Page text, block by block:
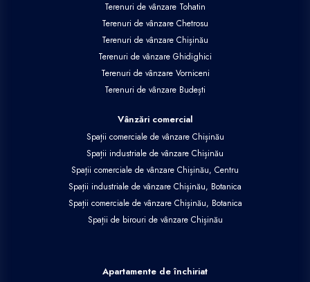
Terenuri de vânzare Tohatin
Terenuri de vânzare Chetrosu
Terenuri de vânzare Chișinău
Terenuri de vânzare Ghidighici
Terenuri de vânzare Vorniceni
Terenuri de vânzare Budești
Vânzări comercial
Spații comerciale de vânzare Chișinău
Spații industriale de vânzare Chișinău
Spații comerciale de vânzare Chișinău, Centru
Spații industriale de vânzare Chișinău, Botanica
Spații comerciale de vânzare Chișinău, Botanica
Spații de birouri de vânzare Chișinău
Apartamente de închiriat